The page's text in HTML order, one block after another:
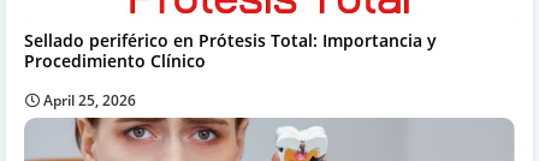
Sellado periférico en Prótesis Total: Importancia y
Procedimiento Clínico
April 25, 2026